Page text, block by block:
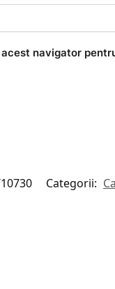
navigator
Categorii: